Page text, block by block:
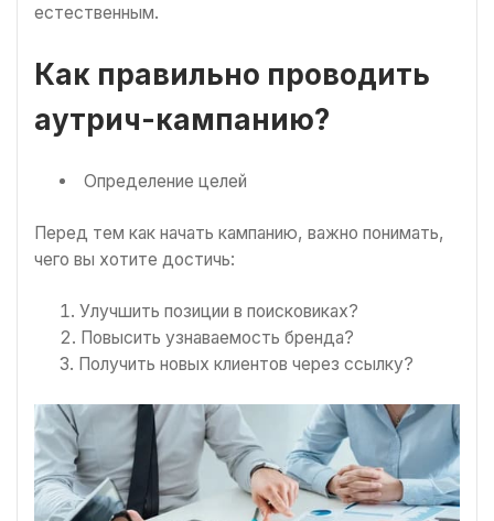
естественным.
Как правильно проводить
аутрич-кампанию?
Определение целей
Перед тем как начать кампанию, важно понимать,
чего вы хотите достичь:
Улучшить позиции в поисковиках?
Повысить узнаваемость бренда?
Получить новых клиентов через ссылку?